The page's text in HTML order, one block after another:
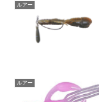
ルアー
ルアー